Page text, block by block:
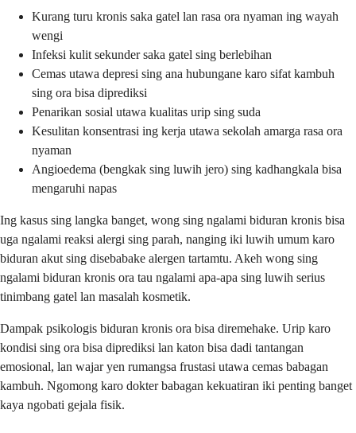
Kurang turu kronis saka gatel lan rasa ora nyaman ing wayah
wengi
Infeksi kulit sekunder saka gatel sing berlebihan
Cemas utawa depresi sing ana hubungane karo sifat kambuh
sing ora bisa diprediksi
Penarikan sosial utawa kualitas urip sing suda
Kesulitan konsentrasi ing kerja utawa sekolah amarga rasa ora
nyaman
Angioedema (bengkak sing luwih jero) sing kadhangkala bisa
mengaruhi napas
Ing kasus sing langka banget, wong sing ngalami biduran kronis bisa
uga ngalami reaksi alergi sing parah, nanging iki luwih umum karo
biduran akut sing disebabake alergen tartamtu. Akeh wong sing
ngalami biduran kronis ora tau ngalami apa-apa sing luwih serius
tinimbang gatel lan masalah kosmetik.
Dampak psikologis biduran kronis ora bisa diremehake. Urip karo
kondisi sing ora bisa diprediksi lan katon bisa dadi tantangan
emosional, lan wajar yen rumangsa frustasi utawa cemas babagan
kambuh. Ngomong karo dokter babagan kekuatiran iki penting banget
kaya ngobati gejala fisik.